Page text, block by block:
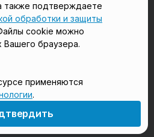
в Щёлково
18+
а также подтверждаете
обработки и защиты
cookie можно
Вашего браузера.
применяются
.